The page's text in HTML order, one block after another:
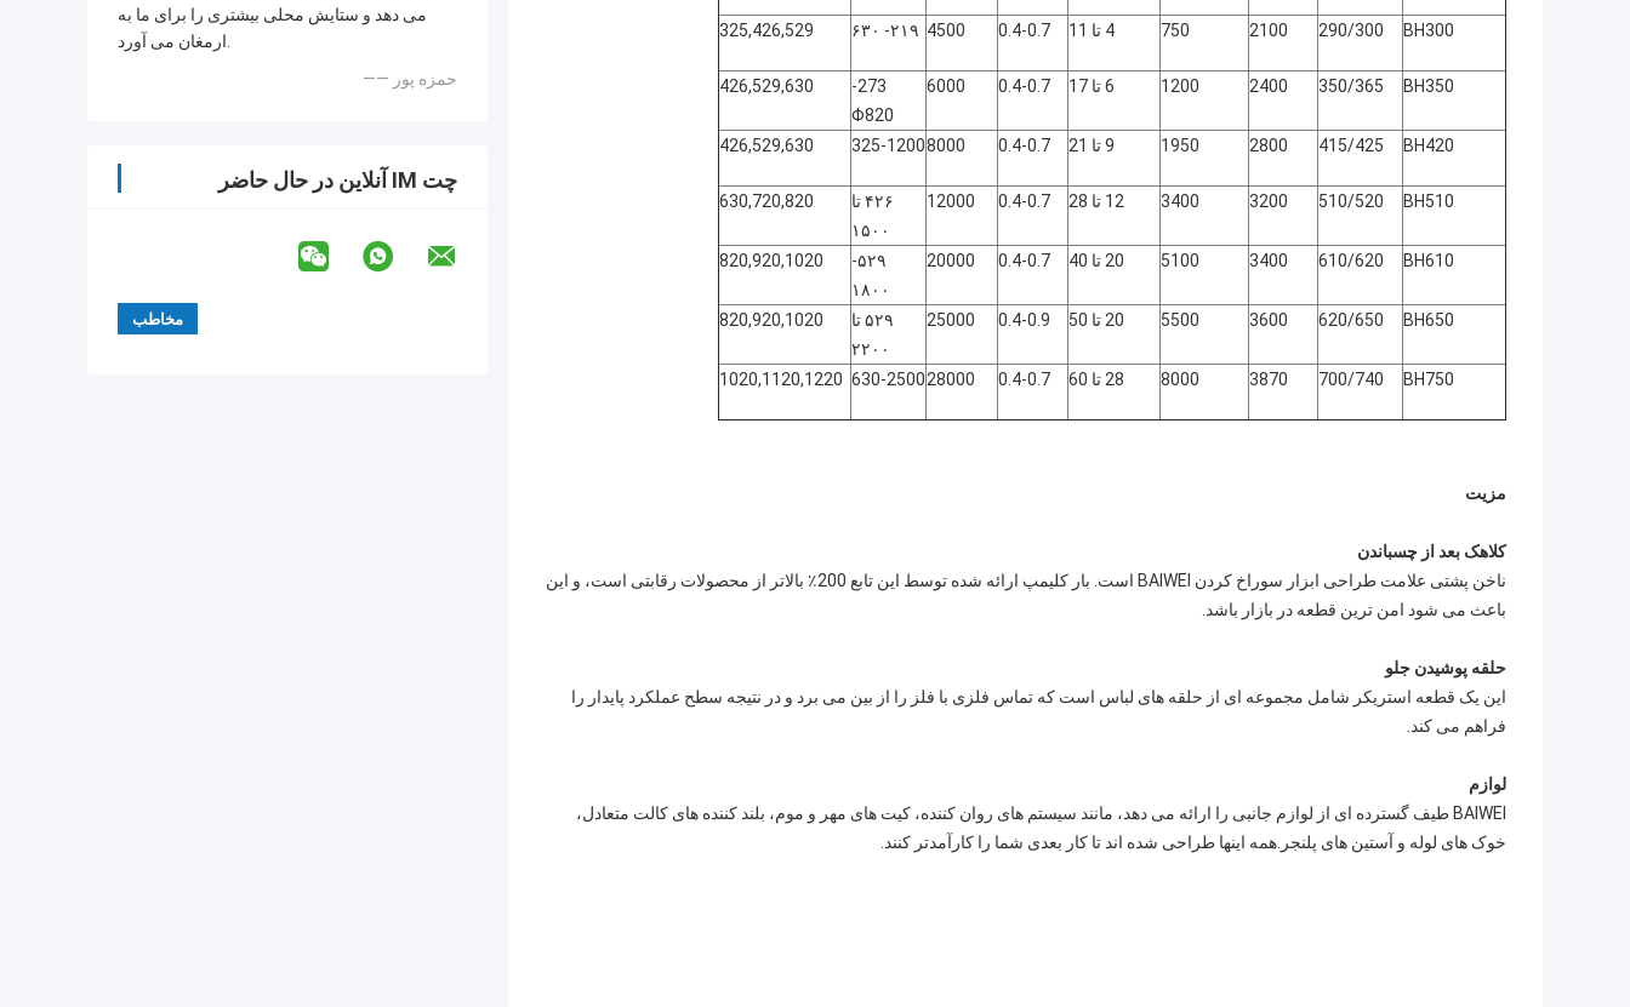
می دهد و ستایش محلی بیشتری را برای ما به
ارمغان می آورد.
—— حمزه پور
چت IM آنلاین در حال حاضر
BH300
290/300
2100
750 4 تا 11 0.4-0.7
4500 ۲۱۹- ۶۳۰ 325,426,529
BH350
350/365
2400
1200 6 تا 17 0.4-0.7
6000
273-
Φ820
426,529,630
BH420
415/425
2800
1950 9 تا 21 0.4-0.7
8000
325-1200
426,529,630
BH510
510/520
3200
3400 12 تا 28 0.4-0.7
12000
۴۲۶ تا
۱۵۰۰
630,720,820
BH610
610/620
3400
5100 20 تا 40 0.4-0.7
20000
۵۲۹-
۱۸۰۰
820,920,1020
BH650
620/650
3600
5500 20 تا 50 0.4-0.9
25000
۵۲۹ تا
۲۲۰۰
820,920,1020
BH750
700/740
3870
8000 28 تا 60 0.4-0.7
28000
630-2500
1020,1120,1220
مزیت
کلاهک بعد از چسباندن
ناخن پشتی علامت طراحی ابزار سوراخ کردن BAIWEI است. بار کلیمپ ارائه شده توسط این تابع 200٪ بالاتر از محصولات رقابتی است، و این
باعث می شود امن ترین قطعه در بازار باشد.
حلقه پوشیدن جلو
این یک قطعه استریکر شامل مجموعه ای از حلقه های لباس است که تماس فلزی با فلز را از بین می برد و در نتیجه سطح عملکرد پایدار را
فراهم می کند.
لوازم
BAIWEI طیف گسترده ای از لوازم جانبی را ارائه می دهد، مانند سیستم های روان کننده، کیت های مهر و موم، بلند کننده های کالت متعادل،
خوک های لوله و آستین های پلنجر.همه اینها طراحی شده اند تا کار بعدی شما را کارآمدتر کنند.